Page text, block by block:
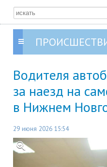
Водителя
за наезд на
в Нижнем
29 июня 2026 15:54